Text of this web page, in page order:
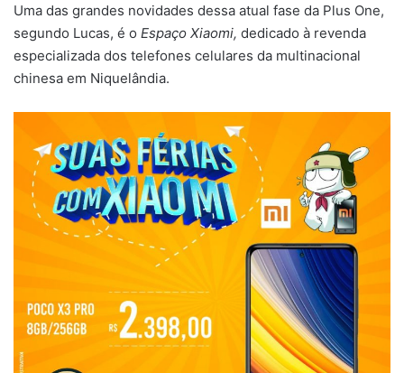
Uma das grandes novidades dessa atual fase da Plus One,
segundo Lucas, é o Espaço Xiaomi, dedicado à revenda
especializada dos telefones celulares da multinacional
chinesa em Niquelândia.